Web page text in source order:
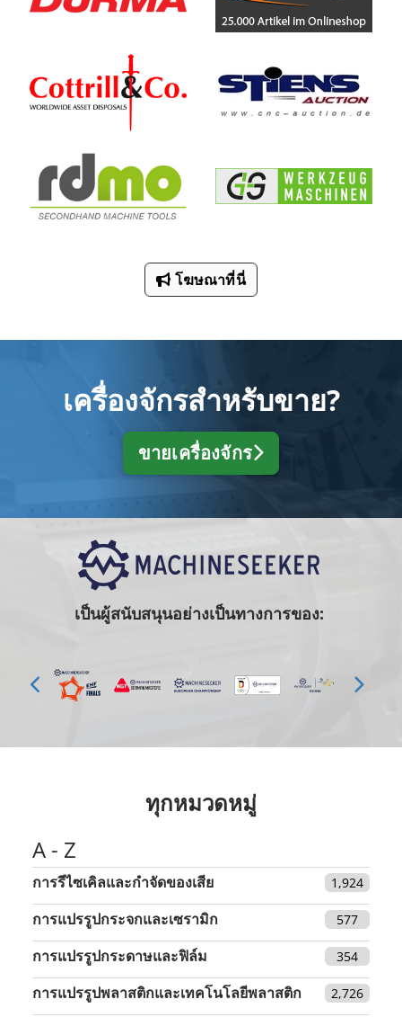
โฆษณาที่นี่
เครื่องจักรสำหรับขาย?
ขายเครื่องจักร
เป็นผู้สนับสนุนอย่างเป็นทางการของ:
ทุกหมวดหมู่
A - Z
การรีไซเคิลและกำจัดของเสีย 1,924
การแปรรูปกระจกและเซรามิก 577
การแปรรูปกระดาษและฟิล์ม 354
การแปรรูปพลาสติกและเทคโนโลยีพลาสติก 2,726